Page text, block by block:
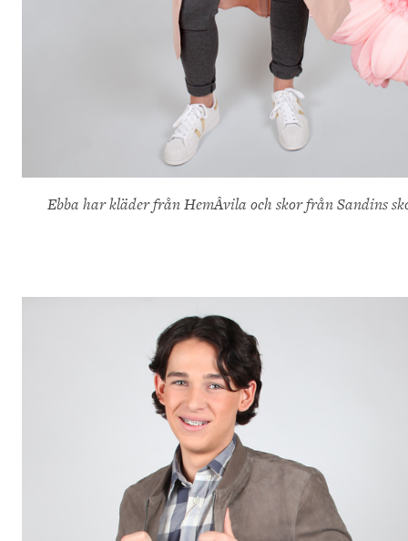
Ebba har kläder från HemÅvila och skor från Sandins